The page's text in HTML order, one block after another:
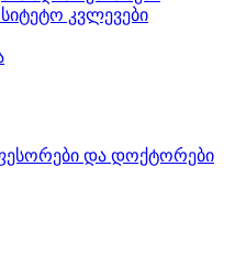
კვლევები
და დოქტორები